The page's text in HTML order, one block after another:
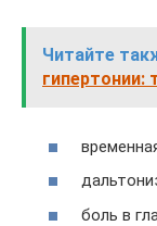
Читайте
гипертонии:
боль в